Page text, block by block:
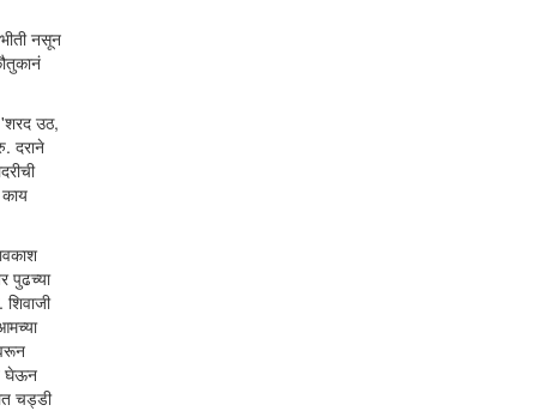
नसून
'शरद उठ,
दराने
पुढच्या
घेऊन
चड्डी